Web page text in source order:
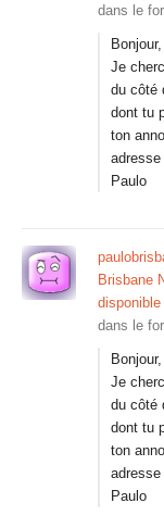
dans le
Bonjour,
Je
du côté
dont tu
ton
Paulo
Brisbane
disponible
dans le
Bonjour,
Je
du côté
dont tu
ton
Paulo